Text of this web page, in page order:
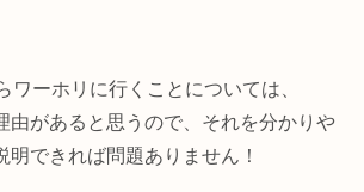
ワーホリに行くことについては、
由があると思うので、それを分かりや
明できれば問題ありません！